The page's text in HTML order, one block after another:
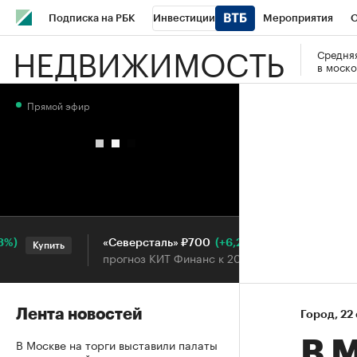
Подписка на РБК Инвестиции Мероприятия
Школа управления РБК РБК Образование РБК Курсы
НЕДВИЖИМОСТЬ
в
Город⁠, 22
Прямой эфир
Купить «Северсталь» ₽700 (+6,25%)
прогноз КИТ Финанс к 20.07.27
Лента новостей
В Москве на торги выставили палаты